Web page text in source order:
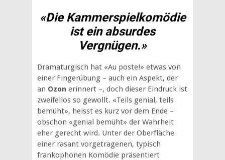
«Die Kammerspielkomödie
ist ein absurdes
Vergnügen.»
Dramaturgisch hat «Au poste!» etwas von
einer Fingerübung – auch ein Aspekt, der
an Ozon erinnert –, doch dieser Eindruck ist
zweifellos so gewollt. «Teils genial, teils
bemüht», heisst es kurz vor dem Ende –
obschon «genial bemüht» der Wahrheit
eher gerecht wird. Unter der Oberfläche
einer rasant vorgetragenen, typisch
frankophonen Komödie präsentiert